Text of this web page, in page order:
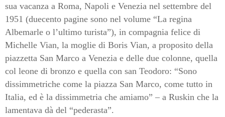
sua vacanza a Roma, Napoli e Venezia nel settembre del
1951 (duecento pagine sono nel volume “La regina
Albemarle o l’ultimo turista”), in compagnia felice di
Michelle Vian, la moglie di Boris Vian, a proposito della
piazzetta San Marco a Venezia e delle due colonne, quella
col leone di bronzo e quella con san Teodoro: “Sono
dissimmetriche come la piazza San Marco, come tutto in
Italia, ed è la dissimmetria che amiamo” – a Ruskin che la
lamentava dà del “pederasta”.